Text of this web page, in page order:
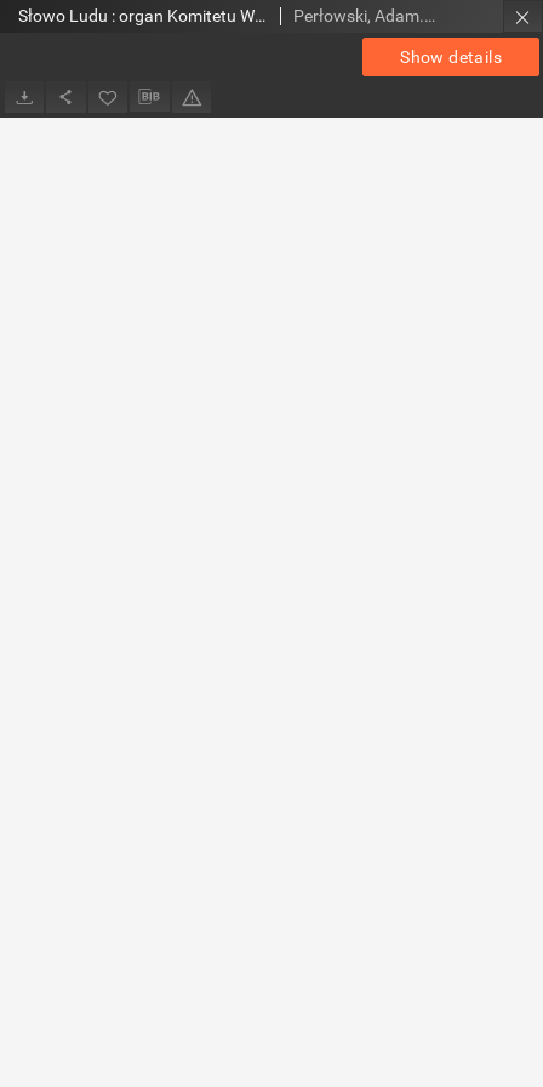
Show details
Słowo Ludu : organ Komitetu Wojewódzkiego Polskiej Zjednoczonej Partii Robotniczej, 1984, R.XXXV, nr 272 Perłowski, Adam. Red.